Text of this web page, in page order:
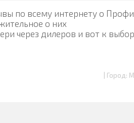
по всему интернету о
о них
через дилеров и вот к
| Город: